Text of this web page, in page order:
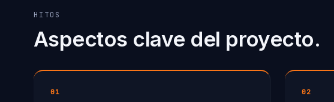
HITOS
Aspectos clave del proyecto.
01 02